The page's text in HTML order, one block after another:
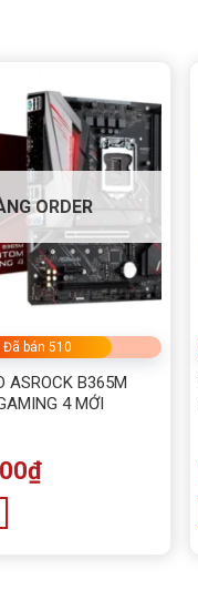
ORDER
Đã bán 510
ASROCK B365M
4 MỚI
₫